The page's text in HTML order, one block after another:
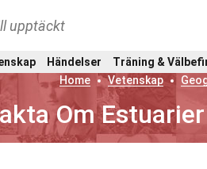
upptäckt
Händelser Träning &
Home
Vetenskap
Om